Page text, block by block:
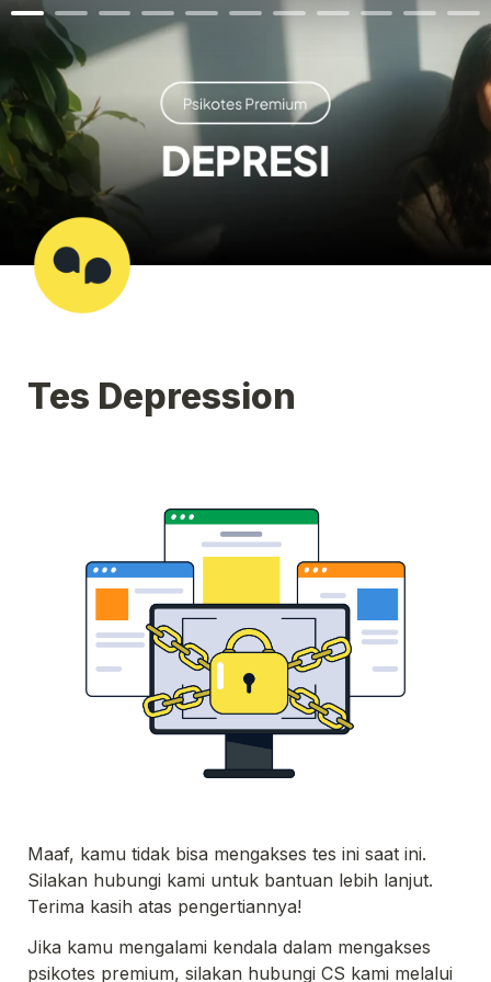
Tes Depression
Maaf, kamu tidak bisa mengakses tes ini saat ini.
Terima kasih atas pengertiannya!
Jika kamu mengalami kendala dalam mengakses
psikotes premium, silakan hubungi CS kami melalui